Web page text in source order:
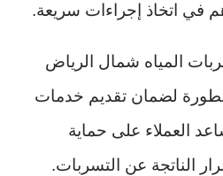
في اتخاذ إجراءات سريعة.
المياه شمال الرياض
لضمان تقديم خدمات
العملاء على حماية
الناتجة عن التسربات.